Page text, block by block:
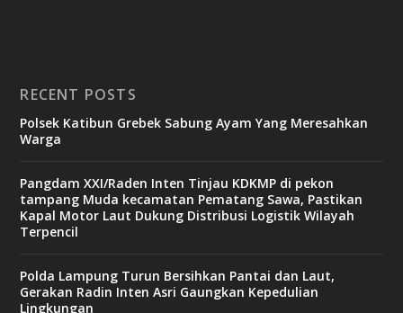
RECENT POSTS
Polsek Katibun Grebek Sabung Ayam Yang Meresahkan
Warga
Pangdam XXI/Raden Inten Tinjau KDKMP di pekon
tampang Muda kecamatan Pematang Sawa, Pastikan
Kapal Motor Laut Dukung Distribusi Logistik Wilayah
Terpencil
Polda Lampung Turun Bersihkan Pantai dan Laut,
Gerakan Radin Inten Asri Gaungkan Kepedulian
Lingkungan